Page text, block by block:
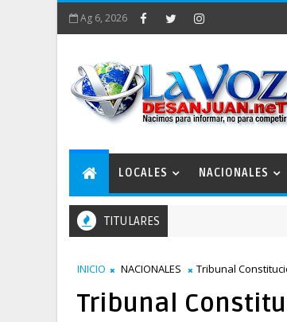
Ag 6, 2026
LOCALES NACIONALES
TITULARES
INICIO NACIONALES Tribunal
Tribunal